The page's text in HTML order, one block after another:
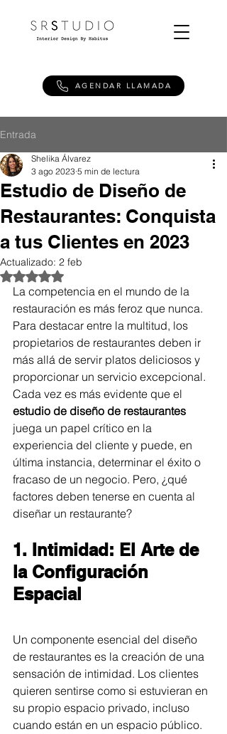
AGENDAR LLAMADA
Entrada
Estudio de Diseño de
Restaurantes: Conquista
a tus Clientes en 2023
Shelika Álvarez
3 ago 2023 5 min de lectura
Actualizado: 2 feb
Obtuvo NaN de 5 estrellas.
La competencia en el mundo de la
restauración es más feroz que nunca.
Para destacar entre la multitud, los
propietarios de restaurantes deben ir
más allá de servir platos deliciosos y
proporcionar un servicio excepcional.
Cada vez es más evidente que el
estudio de diseño de restaurantes
juega un papel crítico en la
experiencia del cliente y puede, en
última instancia, determinar el éxito o
fracaso de un negocio. Pero, ¿qué
factores deben tenerse en cuenta al
diseñar un restaurante?
1. Intimidad: El Arte de
la Configuración
Espacial
Un componente esencial del diseño
de restaurantes es la creación de una
sensación de intimidad. Los clientes
quieren sentirse como si estuvieran en
su propio espacio privado, incluso
cuando están en un espacio público.